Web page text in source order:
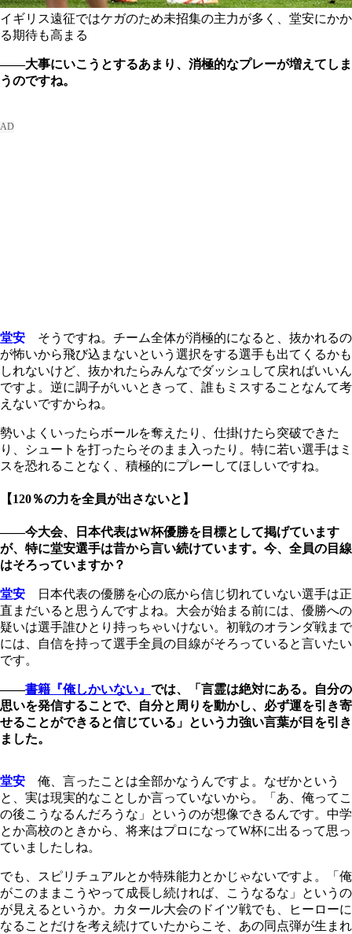
イギリス遠征ではケガのため未招集の主力が多く、堂安にかか
る期待も高まる
――大事にいこうとするあまり、消極的なプレーが増えてしま
うのですね。
堂安 そうですね。チーム全体が消極的になると、抜かれるの
が怖いから飛び込まないという選択をする選手も出てくるかも
しれないけど、抜かれたらみんなでダッシュして戻ればいいん
ですよ。逆に調子がいいときって、誰もミスすることなんて考
えないですからね。
勢いよくいったらボールを奪えたり、仕掛けたら突破できた
り、シュートを打ったらそのまま入ったり。特に若い選手はミ
スを恐れることなく、積極的にプレーしてほしいですね。
【120％の力を全員が出さないと】
――今大会、日本代表はW杯優勝を目標として掲げています
が、特に堂安選手は昔から言い続けています。今、全員の目線
はそろっていますか？
堂安 日本代表の優勝を心の底から信じ切れていない選手は正
直まだいると思うんですよね。大会が始まる前には、優勝への
疑いは選手誰ひとり持っちゃいけない。初戦のオランダ戦まで
には、自信を持って選手全員の目線がそろっていると言いたい
です。
――書籍『俺しかいない』 では、「言霊は絶対にある。自分の
思いを発信することで、自分と周りを動かし、必ず運を引き寄
せることができると信じている」という力強い言葉が目を引き
ました。
堂安 俺、言ったことは全部かなうんですよ。なぜかという
と、実は現実的なことしか言っていないから。「あ、俺ってこ
の後こうなるんだろうな」というのが想像できるんです。中学
とか高校のときから、将来はプロになってW杯に出るって思っ
ていましたしね。
でも、スピリチュアルとか特殊能力とかじゃないですよ。「俺
がこのままこうやって成長し続ければ、こうなるな」というの
が見えるというか。カタール大会のドイツ戦でも、ヒーローに
なることだけを考え続けていたからこそ、あの同点弾が生まれ